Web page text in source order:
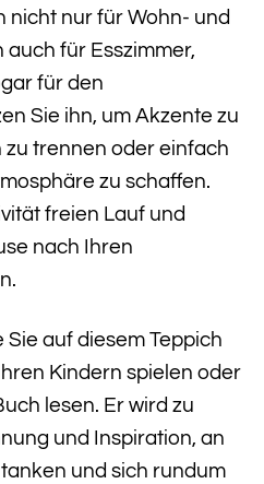
nicht nur für Wohn- und
für Esszimmer,
für den
Sie ihn, um Akzente zu
zu trennen oder einfach
zu schaffen.
freien Lauf und
nach Ihren
Sie auf diesem Teppich
Kindern spielen oder
lesen. Er wird zu
und Inspiration, an
und sich rundum